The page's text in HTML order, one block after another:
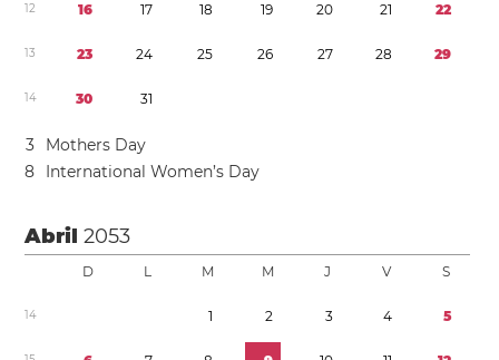
12 16 17 18 19 20 21 22
13 23 24 25 26 27 28 29
14 30 31
3
Mothers Day
8
International Women’s Day
Abril2053
D L M M J V S
14 1 2 3 4 5